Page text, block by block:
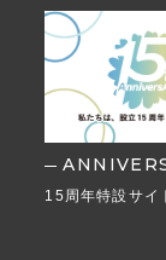
15周年特設サイ